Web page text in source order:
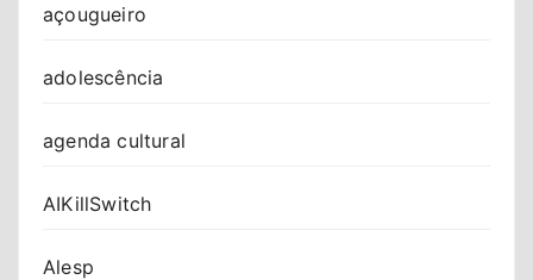
açougueiro
adolescência
agenda cultural
AIKillSwitch
Alesp